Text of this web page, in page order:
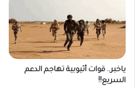
ياخبر.. قوات أثيوبية تهاجم الدعم
السريع!!